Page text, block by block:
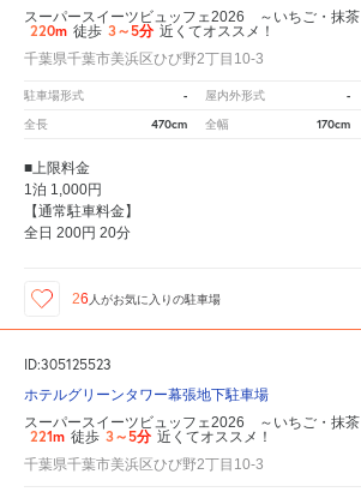
スーパースイーツビュッフェ2026 ～いちご・抹茶
220m 徒歩 3～5分 近くてオススメ！
千葉県千葉市美浜区ひび野2丁目10-3
駐車場形式 - 屋内外形式 -
全長 470cm 全幅 170cm
■上限料金
1泊 1,000円
【通常駐車料金】
全日 200円 20分
26 人がお気に入りの駐車場
ID:305125523
ホテルグリーンタワー幕張地下駐車場
スーパースイーツビュッフェ2026 ～いちご・抹茶
221m 徒歩 3～5分 近くてオススメ！
千葉県千葉市美浜区ひび野2丁目10-3